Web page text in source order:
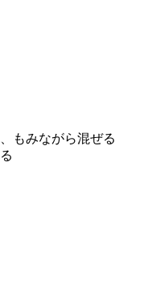
もみながら混ぜる